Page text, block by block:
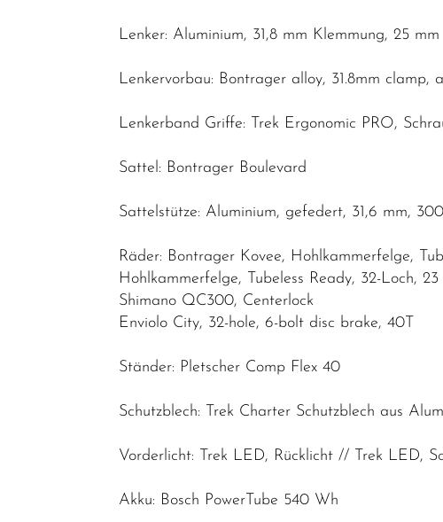
Lenker: Aluminium, 31,8 mm Klemmung, 25
Lenkervorbau: Bontrager alloy, 31.8mm
Lenkerband Griffe: Trek Ergonomic PRO,
Sattel: Bontrager Boulevard
Sattelstütze: Aluminium, gefedert, 31,6 mm,
Räder: Bontrager Kovee, Hohlkammerfelge,
Hohlkammerfelge, Tubeless Ready, 32-Loch,
Shimano QC300, Centerlock
Enviolo City, 32-hole, 6-bolt disc brake, 40T
Ständer: Pletscher Comp Flex 40
Schutzblech: Trek Charter Schutzblech aus
Vorderlicht: Trek LED, Rücklicht // Trek LED,
Akku: Bosch PowerTube 540 Wh